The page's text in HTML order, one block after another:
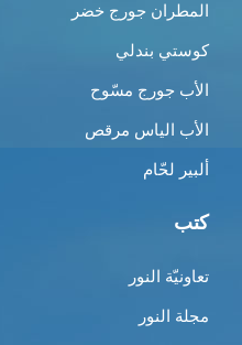
المطران جورج خضر
كوستي بندلي
الأب جورج مسّوح
الأب الياس مرقص
ألبير لحّام
كتب
تعاونيّة النور
مجلة النور